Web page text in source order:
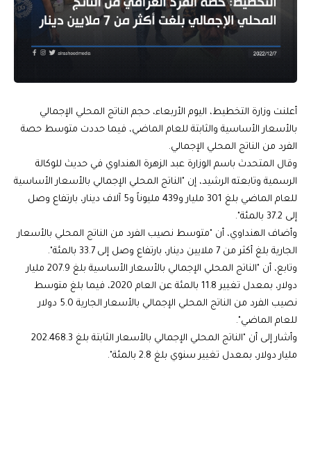
أعلنت وزارة التخطيط، اليوم الأربعاء، حجم الناتج المحلي الإجمالي
بالأسعار الأساسية والثابتة للعام الماضي، فيما حددت متوسط حصة
الفرد من الناتج المحلي الإجمالي.
وقال المتحدث باسم الوزارة عبد الزهرة الهنداوي في حديث للوكالة
الرسمية وتابعته الرشيد، إن "الناتج المحلي الإجمالي بالأسعار الأساسية
للعام الماضي بلغ 301 مليار و439 مليوناً و5 آلاف دينار، بارتفاع وصل
إلى 37.2 بالمئة".
وأضاف الهنداوي، أن "متوسط نصيب الفرد من الناتج المحلي بالأسعار
الجارية بلغ أكثر من 7 ملايين دينار، بارتفاع وصل إلى 33.7 بالمئة".
وتابع، أن "الناتج المحلي الإجمالي بالأسعار الأساسية بلغ 207.9 مليار
دولار، بمعدل تغيير 11.8 بالمئة عن العام 2020، فيما بلغ متوسط
نصيب الفرد من الناتج المحلي الإجمالي بالأسعار الجارية 5.0 دولار
للعام الماضي".
وأشار إلى أن "الناتج المحلي الإجمالي بالأسعار الثابتة بلغ 202.468.3
مليار دولار، بمعدل تغيير سنوي بلغ 2.8 بالمئة".